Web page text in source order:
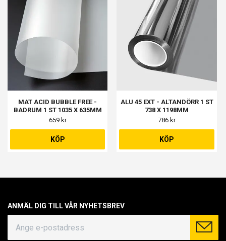
MAT ACID BUBBLE FREE -
BADRUM 1 ST 1035 X 635MM
659 kr
KÖP
ALU 45 EXT - ALTANDÖRR 1 ST
738 X 1198MM
786 kr
KÖP
ANMÄL DIG TILL VÅR NYHETSBREV